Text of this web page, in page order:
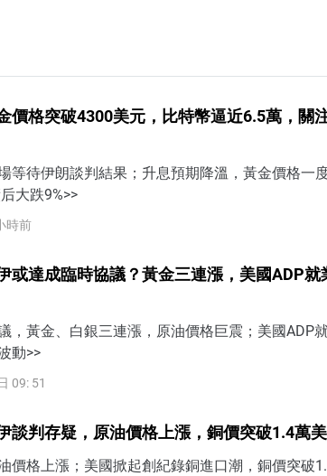
價格突破4300美元，比特幣逼近6.5萬，關
等待伊朗談判結果；升息預期降溫，黃金價格一
大跌9%>>
時前
或達成臨時協議？黃金三連漲，美國ADP就
，黃金、白銀三連漲，原油價格巨震；美國ADP
動>>
09: 51
談判存疑，原油價格上漲，銅價突破1.4萬
價格上漲；美國掀起創紀錄銅進口潮，銅價突破